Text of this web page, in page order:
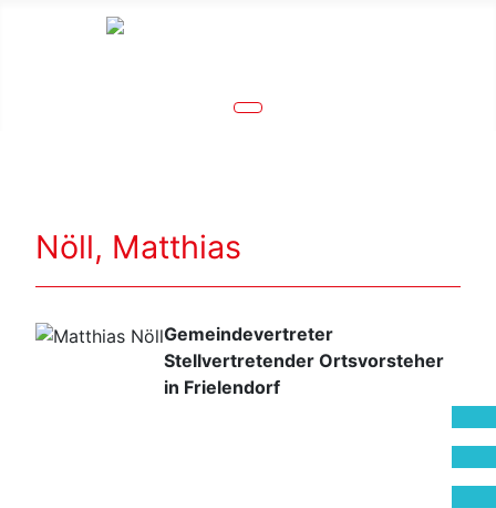
Nöll, Matthias
Gemeindevertreter
Stellvertretender Ortsvorsteher
in Frielendorf